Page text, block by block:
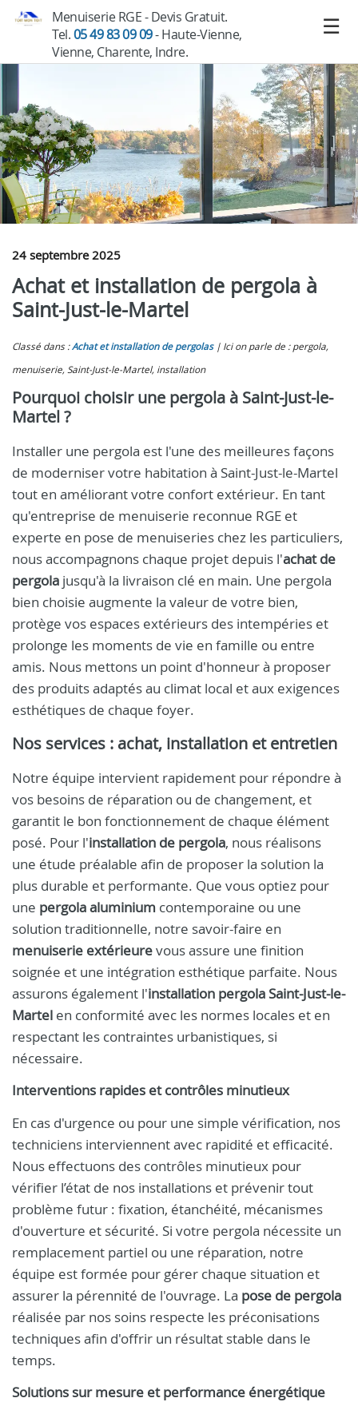
Menuiserie RGE - Devis Gratuit.
Tel.05 49 83 09 09- Haute-Vienne,
Vienne, Charente, Indre.
24 septembre 2025
Achat et installation de pergola à
Saint-Just-le-Martel
Classé dans :Achat et installation de pergolas
Ici on parle de : pergola,
menuiserie, Saint-Just-le-Martel, installation
Pourquoi choisir une pergola à Saint-Just-le-
Martel ?
Installer une pergola est l'une des meilleures façons
de moderniser votre habitation à Saint-Just-le-Martel
tout en améliorant votre confort extérieur. En tant
qu'entreprise de menuiserie reconnue RGE et
experte en pose de menuiseries chez les particuliers,
nous accompagnons chaque projet depuis l'achat de
pergola jusqu'à la livraison clé en main. Une pergola
bien choisie augmente la valeur de votre bien,
protège vos espaces extérieurs des intempéries et
prolonge les moments de vie en famille ou entre
amis. Nous mettons un point d'honneur à proposer
des produits adaptés au climat local et aux exigences
esthétiques de chaque foyer.
Nos services : achat, installation et entretien
Notre équipe intervient rapidement pour répondre à
vos besoins de réparation ou de changement, et
garantit le bon fonctionnement de chaque élément
posé. Pour l'installation de pergola, nous réalisons
une étude préalable afin de proposer la solution la
plus durable et performante. Que vous optiez pour
une pergola aluminium contemporaine ou une
solution traditionnelle, notre savoir-faire en
menuiserie extérieurevous assure une finition
soignée et une intégration esthétique parfaite. Nous
assurons également l'installation pergola Saint-Just-le-
Martel en conformité avec les normes locales et en
respectant les contraintes urbanistiques, si
nécessaire.
Interventions rapides et contrôles minutieux
En cas d'urgence ou pour une simple vérification, nos
techniciens interviennent avec rapidité et efficacité.
Nous effectuons des contrôles minutieux pour
vérifier l’état de nos installations et prévenir tout
problème futur : fixation, étanchéité, mécanismes
d'ouverture et sécurité. Si votre pergola nécessite un
remplacement partiel ou une réparation, notre
équipe est formée pour gérer chaque situation et
assurer la pérennité de l'ouvrage. La pose de pergola
réalisée par nos soins respecte les préconisations
techniques afin d'offrir un résultat stable dans le
temps.
Solutions sur mesure et performance énergétique